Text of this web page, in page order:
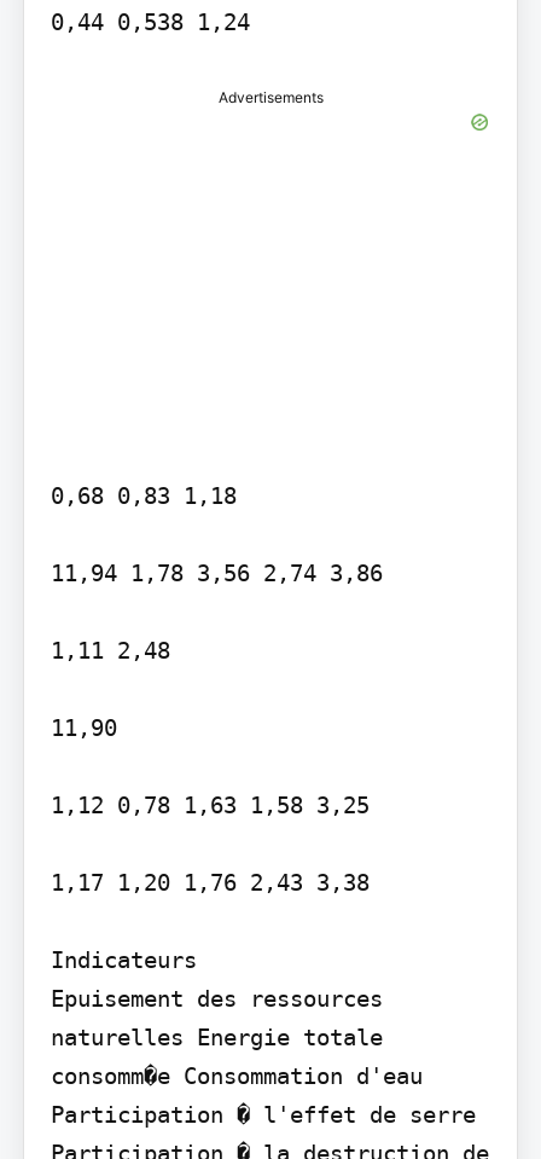
0,44 0,538 1,24
Advertisements
0,68 0,83 1,18
11,94 1,78 3,56 2,74 3,86
1,11 2,48
11,90
1,12 0,78 1,63 1,58 3,25
1,17 1,20 1,76 2,43 3,38
Indicateurs
Epuisement des ressources
naturelles Energie totale
consomm�e Consommation d'eau
Participation � l'effet de serre
Participation � la destruction de